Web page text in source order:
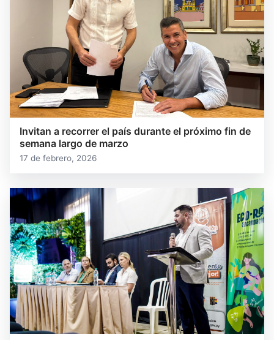
Invitan a recorrer el país durante el próximo fin de
semana largo de marzo
17 de febrero, 2026